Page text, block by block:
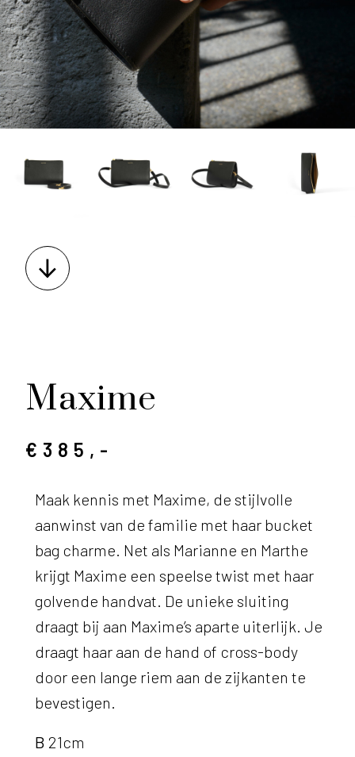
Maxime
€385,-
Maak kennis met Maxime, de stijlvolle
aanwinst van de familie met haar bucket
bag charme. Net als Marianne en Marthe
krijgt Maxime een speelse twist met haar
golvende handvat. De unieke sluiting
draagt bij aan Maxime’s aparte uiterlijk. Je
draagt haar aan de hand of cross-body
door een lange riem aan de zijkanten te
bevestigen.
B 21cm